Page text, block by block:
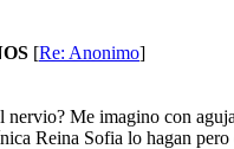
[Re: Anonimo]
nervio? Me imagino con
Reina Sofia lo hagan pero